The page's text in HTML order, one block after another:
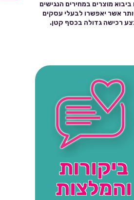
מוצרים במחירים הנגישים
אשר יאפשרו לבעלי עסקים
רכישה גדולה בכסף קטן.
ביקורות
והמלצות